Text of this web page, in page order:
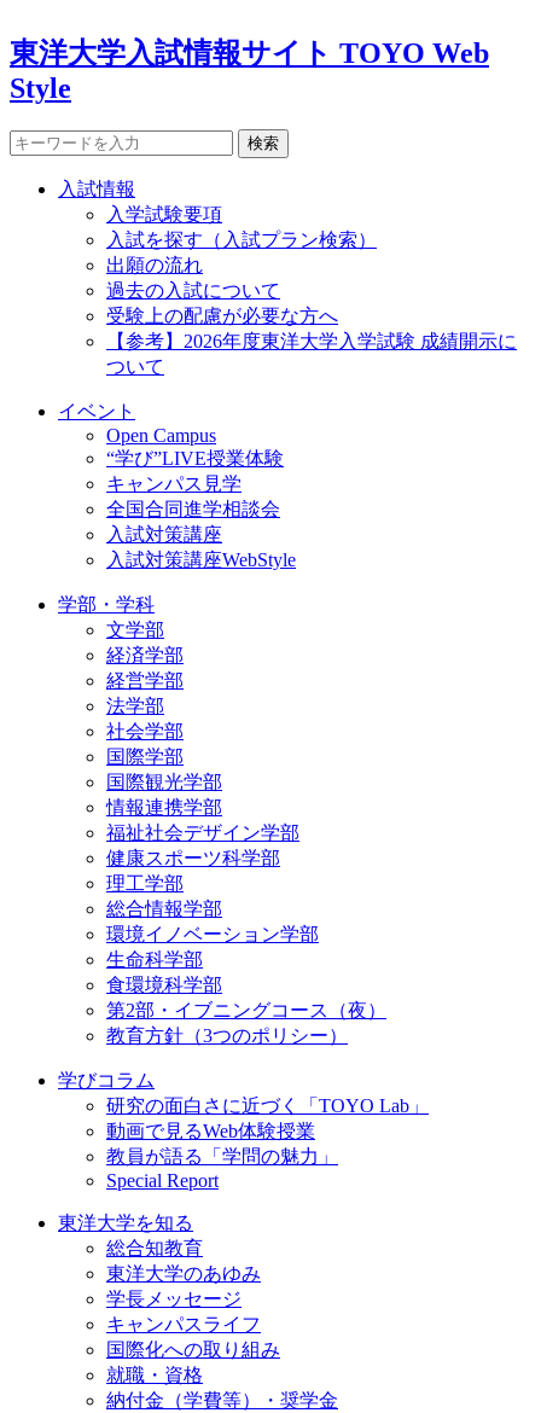
東洋大学入試情報サイト TOYO Web
Style
検索
入試情報
入学試験要項
入試を探す（入試プラン検索）
出願の流れ
過去の入試について
受験上の配慮が必要な方へ
【参考】2026年度東洋大学入学試験 成績開示に
ついて
イベント
Open Campus
“学び”LIVE授業体験
キャンパス見学
全国合同進学相談会
入試対策講座
入試対策講座WebStyle
学部・学科
文学部
経済学部
経営学部
法学部
社会学部
国際学部
国際観光学部
情報連携学部
福祉社会デザイン学部
健康スポーツ科学部
理工学部
総合情報学部
環境イノベーション学部
生命科学部
食環境科学部
第2部・イブニングコース（夜）
教育方針（3つのポリシー）
学びコラム
研究の面白さに近づく「TOYO Lab」
動画で見るWeb体験授業
教員が語る「学問の魅力」
Special Report
東洋大学を知る
総合知教育
東洋大学のあゆみ
学長メッセージ
キャンパスライフ
国際化への取り組み
就職・資格
納付金（学費等）・奨学金